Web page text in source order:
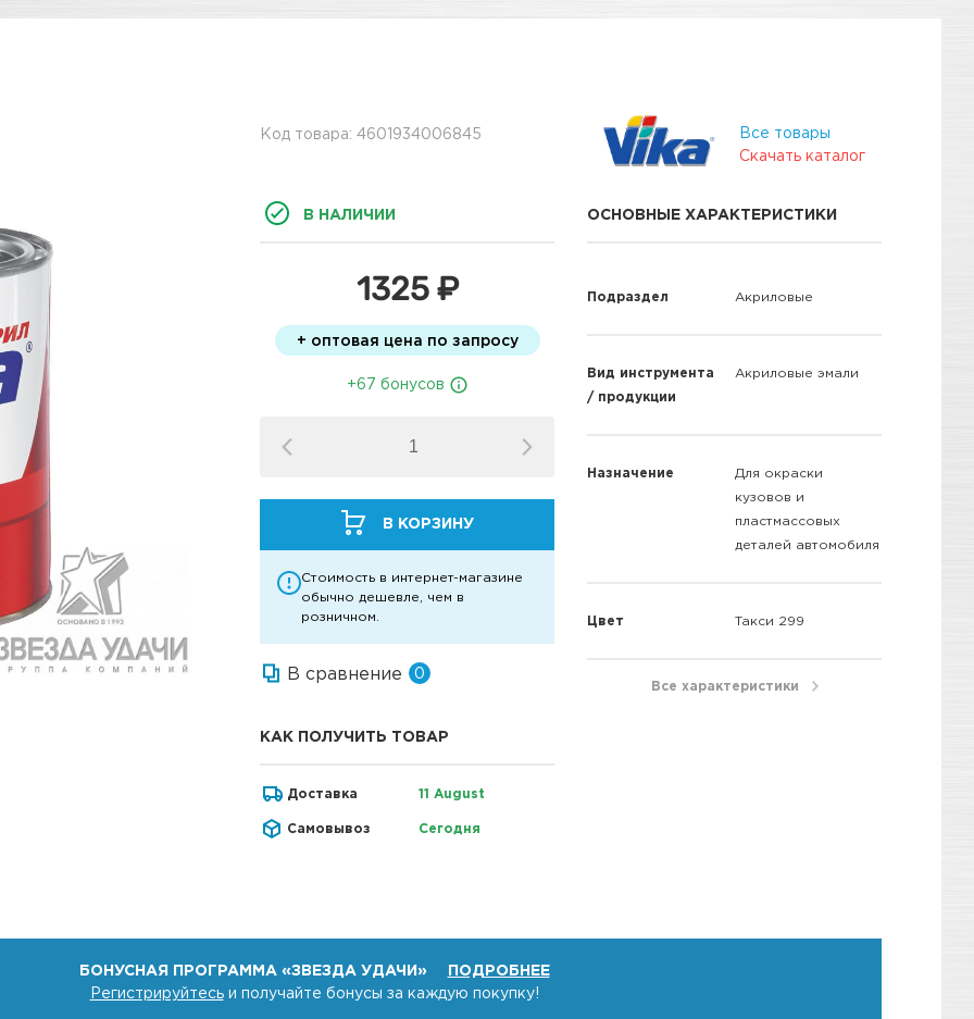
Код товара: 4601934006845
В НАЛИЧИИ
1325 ₽
+ оптовая цена по запросу
+67 бонусов
В КОРЗИНУ
Стоимость в интернет-магазине
обычно дешевле, чем в
розничном.
В сравнение 0
КАК ПОЛУЧИТЬ ТОВАР
Доставка 11 August
Самовывоз Сегодня
Все товары
Скачать каталог
ОСНОВНЫЕ ХАРАКТЕРИСТИКИ
Подраздел Акриловые
Вид инструмента
/ продукции
Акриловые эмали
Назначение
Для окраски
кузовов и
пластмассовых
деталей автомобиля
Цвет Такси 299
Все характеристики
БОНУСНАЯ ПРОГРАММА «ЗВЕЗДА УДАЧИ»
ПОДРОБНЕЕ
Регистрируйтесьи получайте бонусы за каждую покупку!